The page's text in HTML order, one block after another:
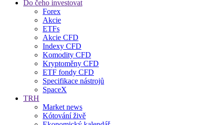
Do čeho investovat
Forex
Akcie
ETFs
Akcie CFD
Indexy CFD
Komodity CFD
Kryptoměny CFD
ETF fondy CFD
Specifikace nástrojů
SpaceX
TRH
Market news
Kótování živě